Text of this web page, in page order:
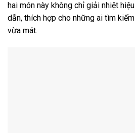
hai món này không chỉ giải nhiệt
dẫn, thích hợp cho những ai tìm
vừa mát.